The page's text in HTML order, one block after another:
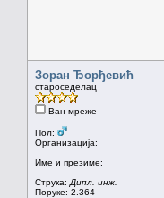
Зоран Ђорђевић
староседелац
Ван мреже
Пол:
Организација:
Име и презиме:
Струка: Дипл. инж.
Поруке: 2.364